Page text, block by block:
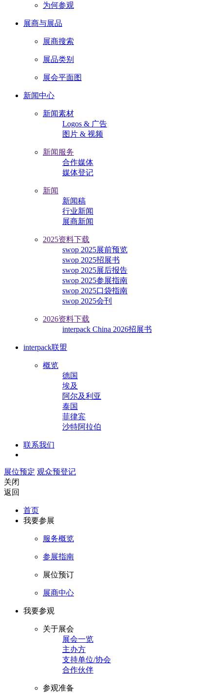
为何参观
展商与展品
展商搜索
展品类别
展会平面图
新闻中心
新闻素材
Logos & 广告
图片 & 视频
新闻服务
合作媒体
媒体登记
新闻
新闻稿
行业新闻
展商新闻
2025资料下载
swop 2025展前预览
swop 2025招展书
swop 2025展后报告
swop 2025参展指南
swop 2025口袋指南
swop 2025会刊
2026资料下载
interpack China 2026招展书
interpack联盟
概览
德国
埃及
阿尔及利亚
泰国
菲律宾
沙特阿拉伯
联系我们
展位预定 观众预登记
关闭
返回
首页
我要参展
服务概览
参展指南
展位预订
展商中心
我要参观
关于展会
展会一览
主办方
支持单位/协会
合作伙伴
参观准备